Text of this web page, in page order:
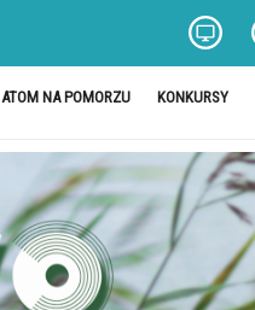
ATOM NA POMORZU KONKURSY